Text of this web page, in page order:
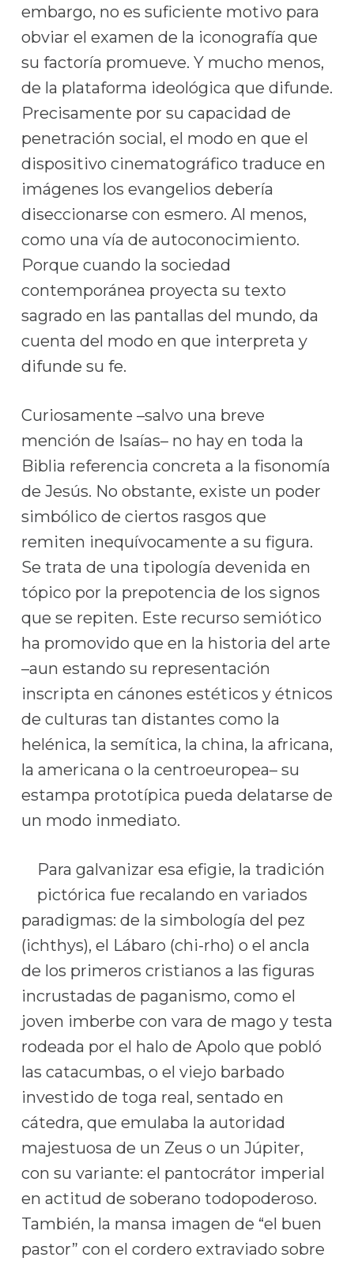
embargo, no es suficiente motivo para
obviar el examen de la iconografía que
su factoría promueve. Y mucho menos,
de la plataforma ideológica que difunde.
Precisamente por su capacidad de
penetración social, el modo en que el
dispositivo cinematográfico traduce en
imágenes los evangelios debería
diseccionarse con esmero. Al menos,
como una vía de autoconocimiento.
Porque cuando la sociedad
contemporánea proyecta su texto
sagrado en las pantallas del mundo, da
cuenta del modo en que interpreta y
difunde su fe.
Curiosamente –salvo una breve
mención de Isaías– no hay en toda la
Biblia referencia concreta a la fisonomía
de Jesús. No obstante, existe un poder
simbólico de ciertos rasgos que
remiten inequívocamente a su figura.
Se trata de una tipología devenida en
tópico por la prepotencia de los signos
que se repiten. Este recurso semiótico
ha promovido que en la historia del arte
–aun estando su representación
inscripta en cánones estéticos y étnicos
de culturas tan distantes como la
helénica, la semítica, la china, la africana,
la americana o la centroeuropea– su
estampa prototípica pueda delatarse de
un modo inmediato.
Para galvanizar esa efigie, la tradición
pictórica fue recalando en variados
paradigmas: de la simbología del pez
(ichthys), el Lábaro (chi-rho) o el ancla
de los primeros cristianos a las figuras
incrustadas de paganismo, como el
joven imberbe con vara de mago y testa
rodeada por el halo de Apolo que pobló
las catacumbas, o el viejo barbado
investido de toga real, sentado en
cátedra, que emulaba la autoridad
majestuosa de un Zeus o un Júpiter,
con su variante: el pantocrátor imperial
en actitud de soberano todopoderoso.
También, la mansa imagen de “el buen
pastor” con el cordero extraviado sobre